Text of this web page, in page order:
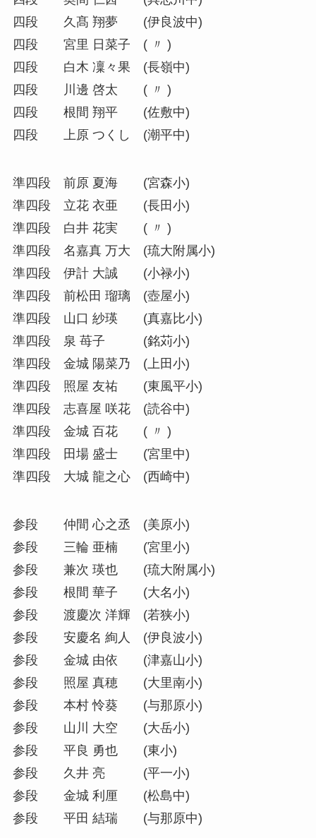
四段 久髙 翔夢 (伊良波中)
四段 宮里 日菜子 ( 〃 )
四段 白木 凜々果 (長嶺中)
四段 川邊 啓太 ( 〃 )
四段 根間 翔平 (佐敷中)
四段 上原 つくし (潮平中)
準四段 前原 夏海 (宮森小)
準四段 立花 衣亜 (長田小)
準四段 白井 花実 ( 〃 )
準四段 名嘉真 万大 (琉大附属小)
準四段 伊計 大誠 (小禄小)
準四段 前松田 瑠璃 (壺屋小)
準四段 山口 紗瑛 (真嘉比小)
準四段 泉 苺子 (銘苅小)
準四段 金城 陽菜乃 (上田小)
準四段 照屋 友祐 (東風平小)
準四段 志喜屋 咲花 (読谷中)
準四段 金城 百花 ( 〃 )
準四段 田場 盛士 (宮里中)
準四段 大城 龍之心 (西崎中)
参段 仲間 心之丞 (美原小)
参段 三輪 亜楠 (宮里小)
参段 兼次 瑛也 (琉大附属小)
参段 根間 華子 (大名小)
参段 渡慶次 洋輝 (若狭小)
参段 安慶名 絢人 (伊良波小)
参段 金城 由依 (津嘉山小)
参段 照屋 真穂 (大里南小)
参段 本村 怜葵 (与那原小)
参段 山川 大空 (大岳小)
参段 平良 勇也 (東小)
参段 久井 亮 (平一小)
参段 金城 利厘 (松島中)
参段 平田 結瑞 (与那原中)